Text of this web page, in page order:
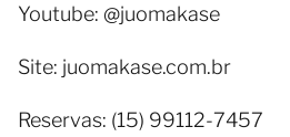
Youtube: @juomakase
Site: juomakase.com.br
Reservas: (15) 99112-7457